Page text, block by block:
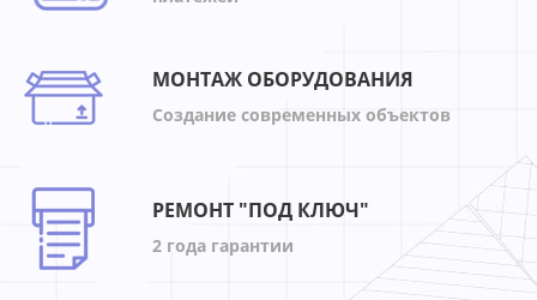
МОНТАЖ ОБОРУДОВАНИЯ
Создание современных объектов
РЕМОНТ "ПОД КЛЮЧ"
2 года гарантии